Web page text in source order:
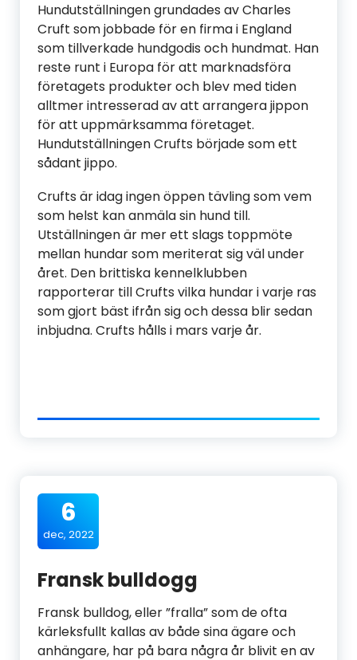
Hundutställningen grundades av Charles
Cruft som jobbade för en firma i England
som tillverkade hundgodis och hundmat. Han
reste runt i Europa för att marknadsföra
företagets produkter och blev med tiden
alltmer intresserad av att arrangera jippon
för att uppmärksamma företaget.
Hundutställningen Crufts började som ett
sådant jippo.
Crufts är idag ingen öppen tävling som vem
som helst kan anmäla sin hund till.
Utställningen är mer ett slags toppmöte
mellan hundar som meriterat sig väl under
året. Den brittiska kennelklubben
rapporterar till Crufts vilka hundar i varje ras
som gjort bäst ifrån sig och dessa blir sedan
inbjudna. Crufts hålls i mars varje år.
6
dec, 2022
Fransk bulldogg
Fransk bulldog, eller ”fralla” som de ofta
kärleksfullt kallas av både sina ägare och
anhängare, har på bara några år blivit en av